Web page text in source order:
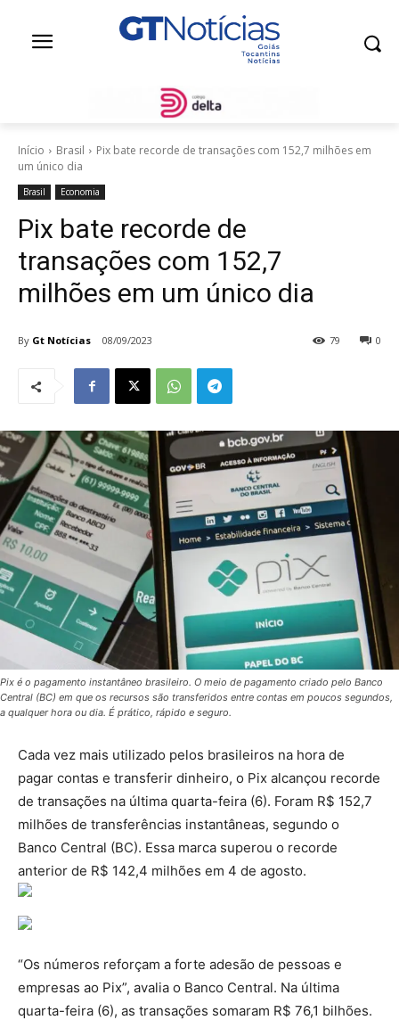
Início Brasil
Pix bate recorde de transações com 152,7 milhões em
um único dia
Brasil Economia
Pix bate recorde de
transações com 152,7
milhões em um único dia
By Gt Notícias 08/09/2023 0
79
Pix é o pagamento instantâneo brasileiro. O meio de pagamento criado pelo Banco
Central (BC) em que os recursos são transferidos entre contas em poucos segundos,
a qualquer hora ou dia. É prático, rápido e seguro.
Cada vez mais utilizado pelos brasileiros na hora de
pagar contas e transferir dinheiro, o Pix alcançou recorde
de transações na última quarta-feira (6). Foram R$ 152,7
milhões de transferências instantâneas, segundo o
Banco Central (BC). Essa marca superou o recorde
anterior de R$ 142,4 milhões em 4 de agosto.
“Os números reforçam a forte adesão de pessoas e
empresas ao Pix”, avalia o Banco Central. Na última
quarta-feira (6), as transações somaram R$ 76,1 bilhões.